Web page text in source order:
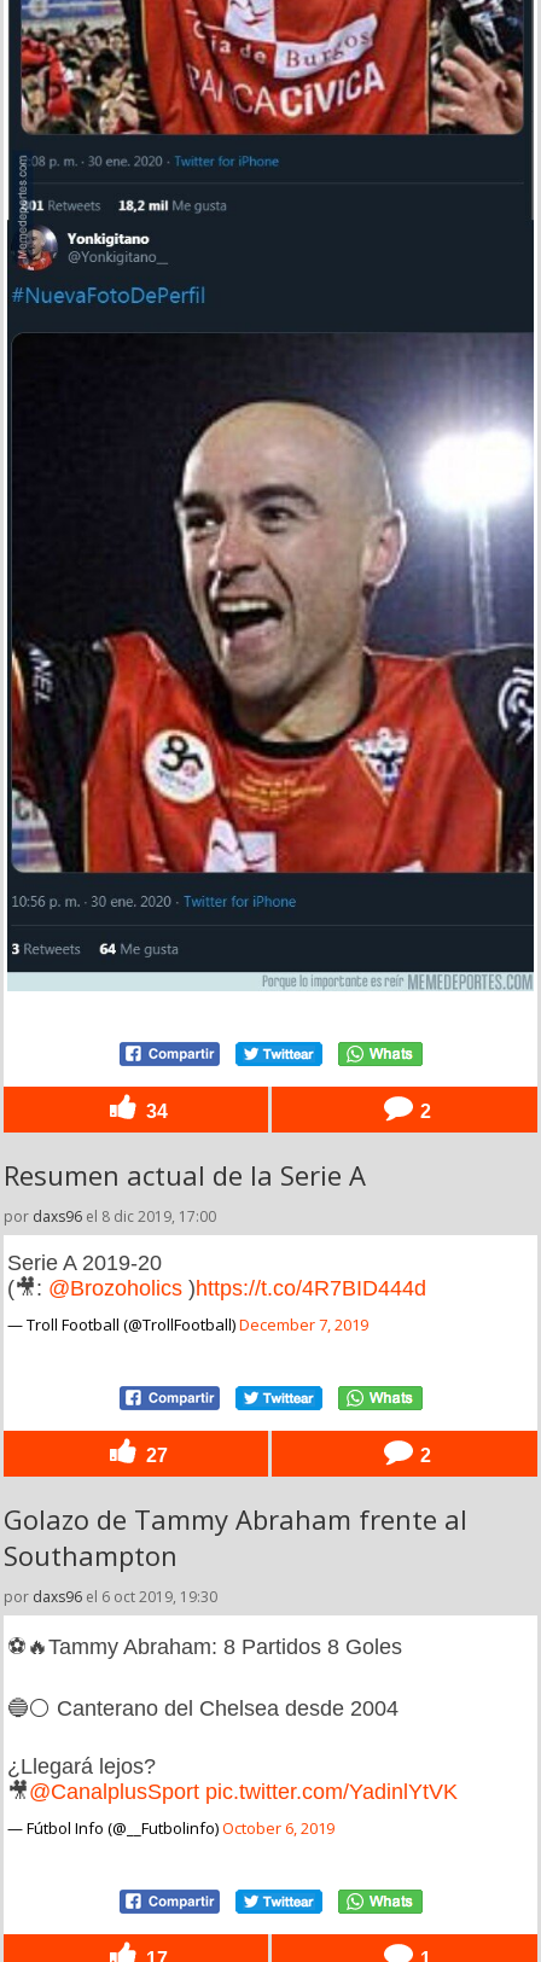
34 2
Resumen actual de la Serie A
por daxs96 el 8 dic 2019, 17:00
Serie A 2019-20
(🎥: @Brozoholics )https://t.co/4R7BID444d
— Troll Football (@TrollFootball)December 7, 2019
27 2
Golazo de Tammy Abraham frente al
Southampton
por daxs96 el 6 oct 2019, 19:30
⚽️🔥Tammy Abraham: 8 Partidos 8 Goles
🔵⚪️ Canterano del Chelsea desde 2004
¿Llegará lejos?
🎥@CanalplusSport pic.twitter.com/YadinlYtVK
— Fútbol Info (@__Futbolinfo)October 6, 2019